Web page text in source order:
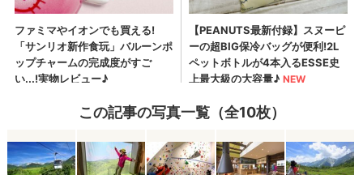
この記事の写真一覧（全10枚）